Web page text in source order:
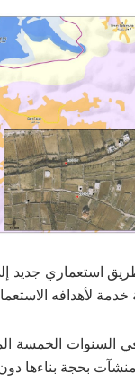
استعماري جديد
لأهدافه